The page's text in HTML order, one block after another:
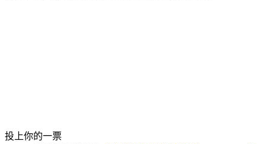
投上你的一票